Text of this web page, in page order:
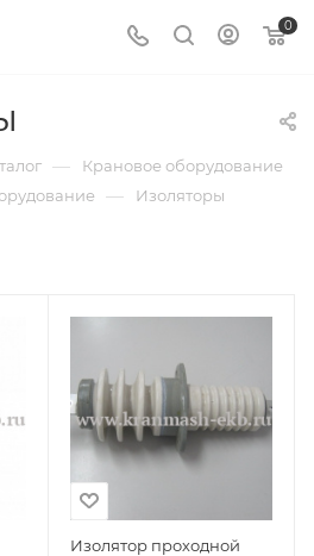
0
— Крановое оборудование
— Изоляторы
Изолятор проходной